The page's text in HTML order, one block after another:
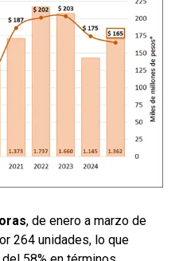
, de enero a marzo de
264 unidades, lo que